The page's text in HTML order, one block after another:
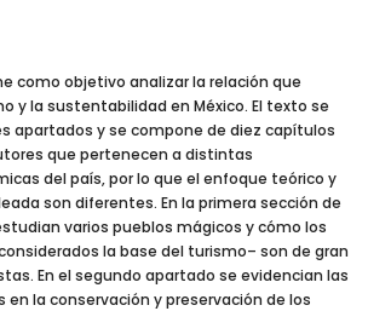
como objetivo analizar la relación que
y la sustentabilidad en México. El texto se
apartados y se compone de diez capítulos
que pertenecen a distintas
del país, por lo que el enfoque teórico y
son diferentes. En la primera sección de
varios pueblos mágicos y cómo los
la base del turismo– son de gran
En el segundo apartado se evidencian las
en la conservación y preservación de los